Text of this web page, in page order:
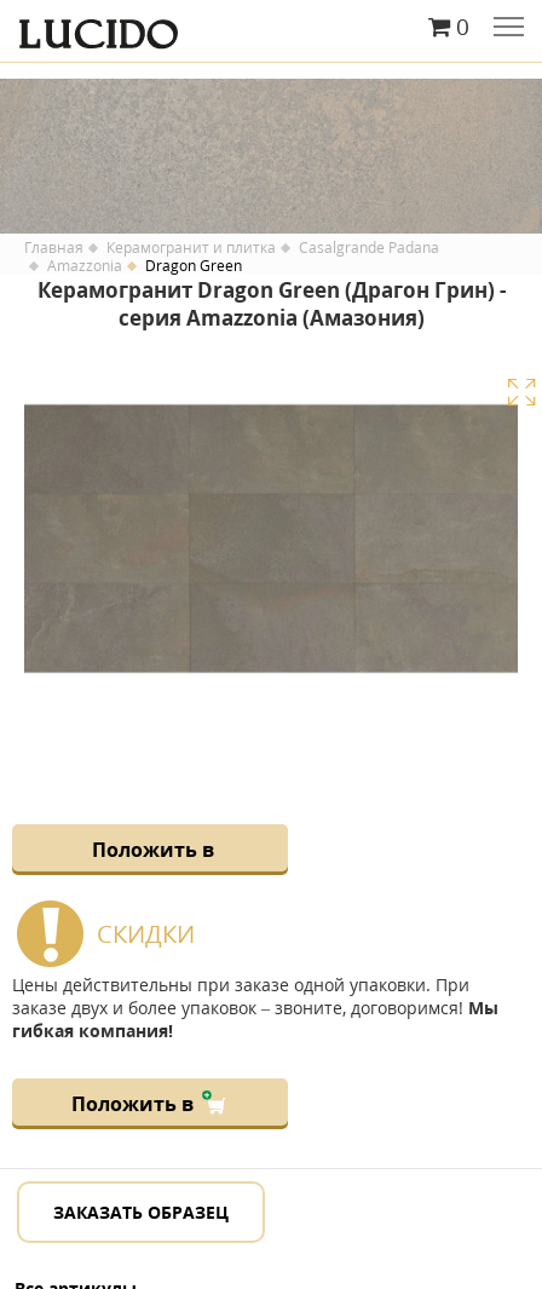
0
Главная Керамогранит и плитка
Casalgrande Padana
Amazzonia
Dragon Green
Керамогранит Dragon Green (Драгон Грин) -
серия Amazzonia (Амазония)
Положить в
СКИДКИ
Цены действительны при заказе одной упаковки. При
заказе двух и более упаковок – звоните, договоримся! Мы
гибкая компания!
Положить в
ЗАКАЗАТЬ ОБРАЗЕЦ